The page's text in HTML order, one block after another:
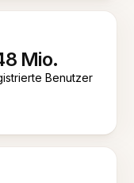
Mio.
Benutzer